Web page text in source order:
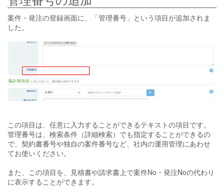
案件・発注の登録画面に、「管理番号」という項目が追加されま
した。
この項目は、任意に入力することができるテキストの項目です。
管理番号は、検索条件（詳細検索）でも指定することができるの
で、契約書番号や独自の案件番号など、社内の運用管理にあわせ
てお使いください。
また、この項目を、見積書や請求書上で案件No・発注Noの代わり
に表示することができます。